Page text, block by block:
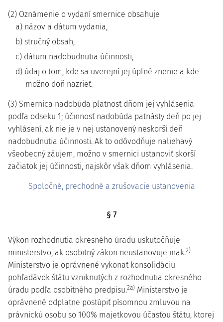
(2) Oznámenie o vydaní smernice obsahuje
a) názov a dátum vydania,
b) stručný obsah,
c) dátum nadobudnutia účinnosti,
d) údaj o tom, kde sa uverejní jej úplné znenie a kde
možno doň nazrieť.
(3) Smernica nadobúda platnosť dňom jej vyhlásenia
podľa odseku 1; účinnosť nadobúda pätnásty deň po jej
vyhlásení, ak nie je v nej ustanovený neskorší deň
nadobudnutia účinnosti. Ak to odôvodňuje naliehavý
všeobecný záujem, možno v smernici ustanoviť skorší
začiatok jej účinnosti, najskôr však dňom vyhlásenia.
Spoločné, prechodné a zrušovacie ustanovenia
§ 7
Výkon rozhodnutia okresného úradu uskutočňuje
ministerstvo, ak osobitný zákon neustanovuje inak.2)
Ministerstvo je oprávnené vykonať konsolidáciu
pohľadávok štátu vzniknutých z rozhodnutia okresného
úradu podľa osobitného predpisu.2a) Ministerstvo je
oprávnené odplatne postúpiť písomnou zmluvou na
právnickú osobu so 100% majetkovou účasťou štátu, ktorej